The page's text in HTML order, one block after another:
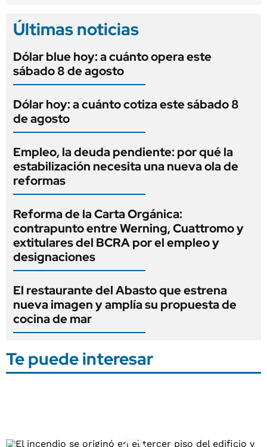
Últimas noticias
Dólar blue hoy: a cuánto opera este
sábado 8 de agosto
Dólar hoy: a cuánto cotiza este sábado 8
de agosto
Empleo, la deuda pendiente: por qué la
estabilización necesita una nueva ola de
reformas
Reforma de la Carta Orgánica:
contrapunto entre Werning, Cuattromo y
extitulares del BCRA por el empleo y
designaciones
El restaurante del Abasto que estrena
nueva imagen y amplía su propuesta de
cocina de mar
Te puede interesar